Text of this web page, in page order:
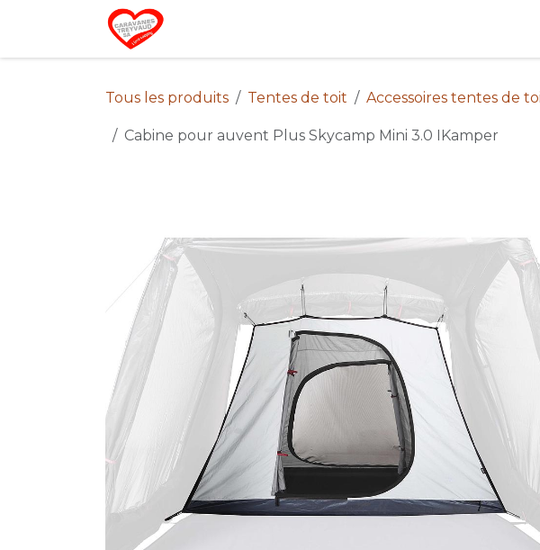
Se rendre au contenu
Tous les produits Tentes de toit Accessoires tentes de
Cabine pour auvent Plus Skycamp Mini 3.0 IKamper